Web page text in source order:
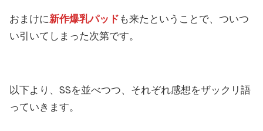
おまけに新作爆乳パッドも来たということで、ついつ
い引いてしまった次第です。
以下より、SSを並べつつ、それぞれ感想をザックリ語
っていきます。